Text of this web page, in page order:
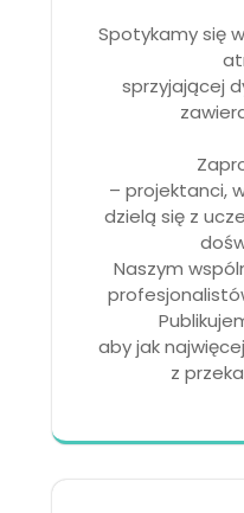
Spotykamy się
sprzyjającej
– projektanci,
dzielą się z
Naszym
aby jak
z